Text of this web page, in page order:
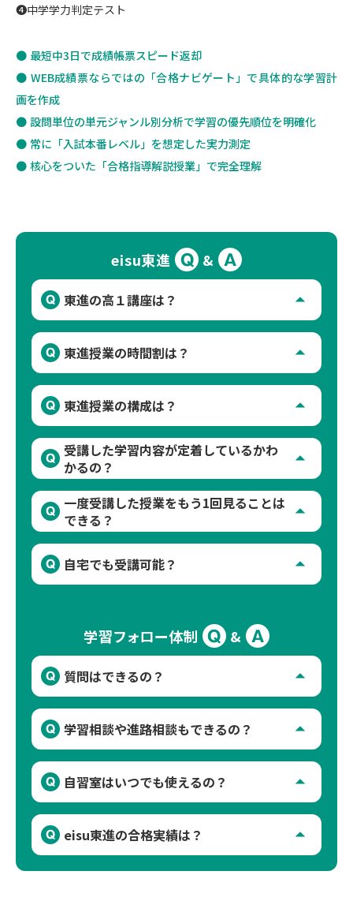
❹中学学力判定テスト
● 最短中3日で成績帳票スピード返却
● WEB成績票ならではの「合格ナビゲート」で具体的な学習計
画を作成
● 設問単位の単元ジャンル別分析で学習の優先順位を明確化
● 常に「入試本番レベル」を想定した実力測定
● 核心をついた「合格指導解説授業」で完全理解
eisu東進 Q & A
Q 東進の高１講座は？ arrow_drop_up
A
英語は「難度別システム英語 英文法」、数学
は「高等学校対応 数学Ⅰ・A」です。複数のレ
ベルから選択することができます。国語は「ベ
です。また高速マスターで基礎力強化を図りま
す。他にもたくさんの講座がありますので、ど
んなニーズにも応えます。
Q 東進授業の時間割は？ arrow_drop_up
A
「週間予定表」で自分だけの時間割が作成でき
ます。受講曜日・時間は「開講時限」から部活
等の都合に合わせて自由に組むことができま
す。予定していた時間帯に間に合わなくても、
振替授業が容易にできます。
Q 東進授業の構成は？ arrow_drop_up
A
１講座は、1回90分で、20回で構成されていま
す（学校対応数学Ⅰ・Aは36回）。同じ講座を
週1回受講すると5ヶ月で修了しますが、週2回
ペースで進めれば約2ヶ月半で修了することも
できます。
Q 受講した学習内容が定着しているかわ
かるの？
arrow_drop_up
A
毎回の授業後には「確認テスト」があります。
確認テストに合格しないと、次の講座に進むこ
とができないので、授業の受けっぱなしを防ぎ
があり、テキスト1冊分の内容を理解している
Q 一度受講した授業をもう1回見ることは
できる？
arrow_drop_up
A
受講期間内（2月末）までなら、何度でも受講
することができます。普段は学校の授業前に先
取り学習で進めて、テスト前に再受講すること
の授業を2日に分けて受講することも可能で
す。
Q 自宅でも受講可能？ arrow_drop_up
間でも、自宅のPCやタブレット、スマホで受講
できます。
学習フォロー体制 Q & A
Q 質問はできるの？ arrow_drop_up
A
いつでも可能です。東進の授業でわからないと
ころはもちろん、学校の課題や入試問題等の質
問も受付可能です。
Q 学習相談や進路相談もできるの？ arrow_drop_up
A
指導経験豊富なeisuスタッフ（担任）による定
期面談で、進路相談を始めとする学習サポート
を行います。また東進で合格を勝ち取った先輩
さんにより近い視点で日々のサポートにあたり
Q 自習室はいつでも使えるの？ arrow_drop_up
A
開校時間内であればいつでも利用できます。開
校時間は、平日は14:00～22:00、土曜は10:00
～22:00、日曜・祝日は10:00～18:00です。1
Q eisu東進の合格実績は？ arrow_drop_up
A
東大・京大・阪大・名大等の旧帝大、国公立大